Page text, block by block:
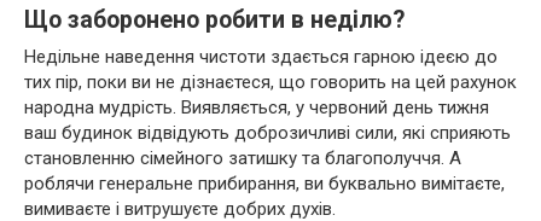
Що заборонено робити в неділю?
Недільне наведення чистоти здається гарною ідеєю до
тих пір, поки ви не дізнаєтеся, що говорить на цей рахунок
народна мудрість. Виявляється, у червоний день тижня
ваш будинок відвідують доброзичливі сили, які сприяють
становленню сімейного затишку та благополуччя. А
роблячи генеральне прибирання, ви буквально вимітаєте,
вимиваєте і витрушуєте добрих духів.